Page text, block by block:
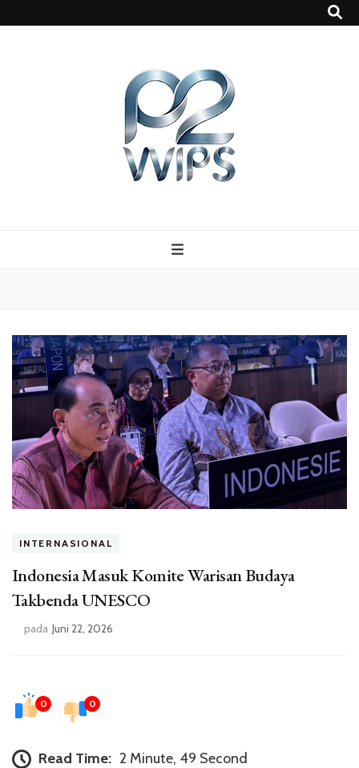
INTERNASIONAL
Indonesia Masuk Komite Warisan Budaya
Takbenda UNESCO
pada Juni 22, 2026
0 0
Read Time: 2 Minute, 49 Second